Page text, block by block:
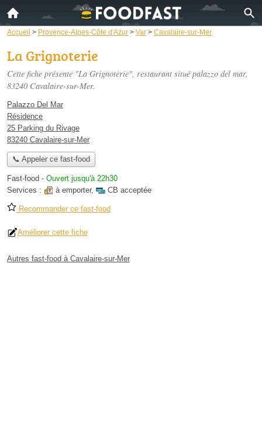
Accueil > Provence-Alpes-Côte d'Azur > Var > Cavalaire-sur-Mer
La Grignoterie
Cette fiche présente "La Grignoterie", restaurant situé palazzo del mar,
83240 Cavalaire-sur-Mer.
Palazzo Del Mar
Résidence
25 Parking du Rivage
83240 Cavalaire-sur-Mer
📞 Appeler ce fast-food
Fast-food - Ouvert jusqu'à 22h30
Services :
à emporter, CB acceptée
Recommander ce fast-food
Améliorer cette fiche
Autres fast-food à Cavalaire-sur-Mer